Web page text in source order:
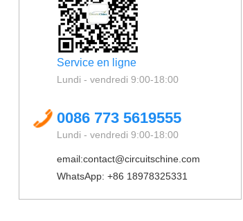
Service en ligne
Lundi - vendredi 9:00-18:00
0086 773 5619555
Lundi - vendredi 9:00-18:00
email:contact@circuitschine.com
WhatsApp: +86 18978325331